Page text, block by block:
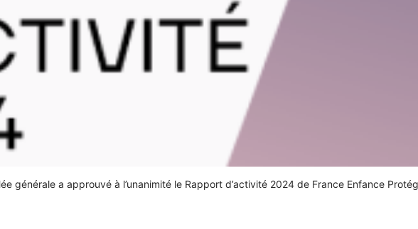
générale a approuvé à l’unanimité le Rapport d’activité 2024 de France Enfance